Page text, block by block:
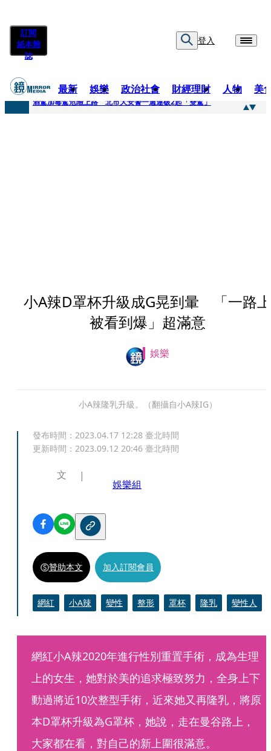
訂閱
紙本雜
誌
登入
最新 娛樂 政治社會 財經理財 人物 美
快訊
酒駕加毒駕危險上路 北市大安警一週連破2起「雙駕」
小A辣D罩杯升級成G晃到暈 「一路上
被看到爆」超滿意
娛樂
小A辣隆乳升級。（翻攝自小A辣IG）
發布時間： 2023.04.17 12:28 臺北時間
更新時間： 2023.09.12 20:46 臺北時間
文
娛樂組
贊助本文 加入訂閱會員
網紅 小A辣 變性 整形 罩杯 隆乳 變性人
網紅小A辣2020年進行性別重置手術，成為生理
上的女生，她對於美的追求極致努力，全身上下
動過將近10次整型手術，近來她又再隆乳，將原
本D罩杯升級為G罩杯，她說，走在曼谷路上，
大家都在看，對自己的新上圍很滿意。